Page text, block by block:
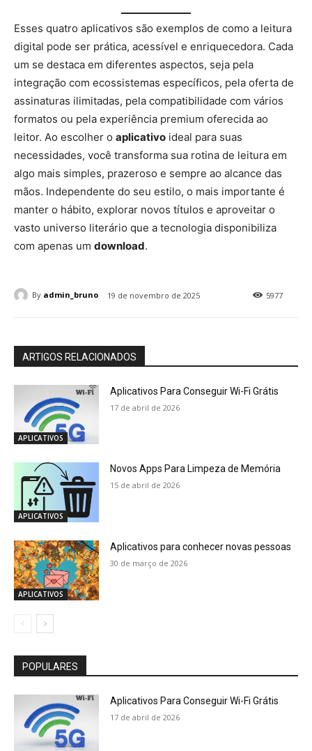
Esses quatro aplicativos são exemplos de como a leitura
digital pode ser prática, acessível e enriquecedora. Cada
um se destaca em diferentes aspectos, seja pela
integração com ecossistemas específicos, pela oferta de
assinaturas ilimitadas, pela compatibilidade com vários
formatos ou pela experiência premium oferecida ao
leitor. Ao escolher o aplicativo ideal para suas
necessidades, você transforma sua rotina de leitura em
algo mais simples, prazeroso e sempre ao alcance das
mãos. Independente do seu estilo, o mais importante é
manter o hábito, explorar novos títulos e aproveitar o
vasto universo literário que a tecnologia disponibiliza
com apenas um download.
5977
By admin_bruno 19 de novembro de 2025
ARTIGOS RELACIONADOS
APLICATIVOS
Aplicativos Para Conseguir Wi-Fi Grátis
17 de abril de 2026
APLICATIVOS
Novos Apps Para Limpeza de Memória
15 de abril de 2026
APLICATIVOS
Aplicativos para conhecer novas pessoas
30 de março de 2026
POPULARES
Aplicativos Para Conseguir Wi-Fi Grátis
17 de abril de 2026